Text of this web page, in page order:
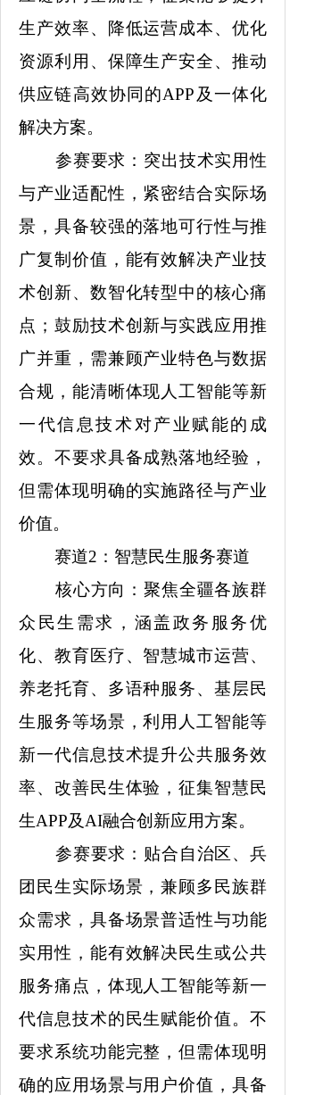
生产效率、降低运营成本、优化
资源利用、保障生产安全、推动
供应链高效协同的APP及一体化
解决方案。
参赛要求：突出技术实用性
与产业适配性，紧密结合实际场
景，具备较强的落地可行性与推
广复制价值，能有效解决产业技
术创新、数智化转型中的核心痛
点；鼓励技术创新与实践应用推
广并重，需兼顾产业特色与数据
合规，能清晰体现人工智能等新
一代信息技术对产业赋能的成
效。不要求具备成熟落地经验，
但需体现明确的实施路径与产业
价值。
赛道2：智慧民生服务赛道
核心方向：聚焦全疆各族群
众民生需求，涵盖政务服务优
化、教育医疗、智慧城市运营、
养老托育、多语种服务、基层民
生服务等场景，利用人工智能等
新一代信息技术提升公共服务效
率、改善民生体验，征集智慧民
生APP及AI融合创新应用方案。
参赛要求：贴合自治区、兵
团民生实际场景，兼顾多民族群
众需求，具备场景普适性与功能
实用性，能有效解决民生或公共
服务痛点，体现人工智能等新一
代信息技术的民生赋能价值。不
要求系统功能完整，但需体现明
确的应用场景与用户价值，具备